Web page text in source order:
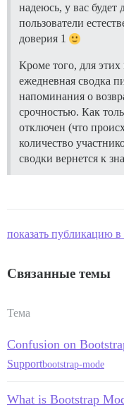
надеюсь, у вас будет
пользователи
доверия 1
Кроме того, для этих
ежедневная сводка
напоминания о
срочностью. Как
отключен (что
количество
сводки вернется к
показать публикацию в
Связанные темы
Тема
Confusion on
Supportbootstrap-mode
What is Bootstrap